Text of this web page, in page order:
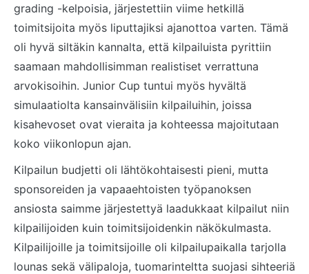
grading -kelpoisia, järjestettiin viime hetkillä
toimitsijoita myös liputtajiksi ajanottoa varten. Tämä
oli hyvä siltäkin kannalta, että kilpailuista pyrittiin
saamaan mahdollisimman realistiset verrattuna
arvokisoihin. Junior Cup tuntui myös hyvältä
simulaatiolta kansainvälisiin kilpailuihin, joissa
kisahevoset ovat vieraita ja kohteessa majoitutaan
koko viikonlopun ajan.
Kilpailun budjetti oli lähtökohtaisesti pieni, mutta
sponsoreiden ja vapaaehtoisten työpanoksen
ansiosta saimme järjestettyä laadukkaat kilpailut niin
kilpailijoiden kuin toimitsijoidenkin näkökulmasta.
Kilpailijoille ja toimitsijoille oli kilpailupaikalla tarjolla
lounas sekä välipaloja, tuomarinteltta suojasi sihteeriä